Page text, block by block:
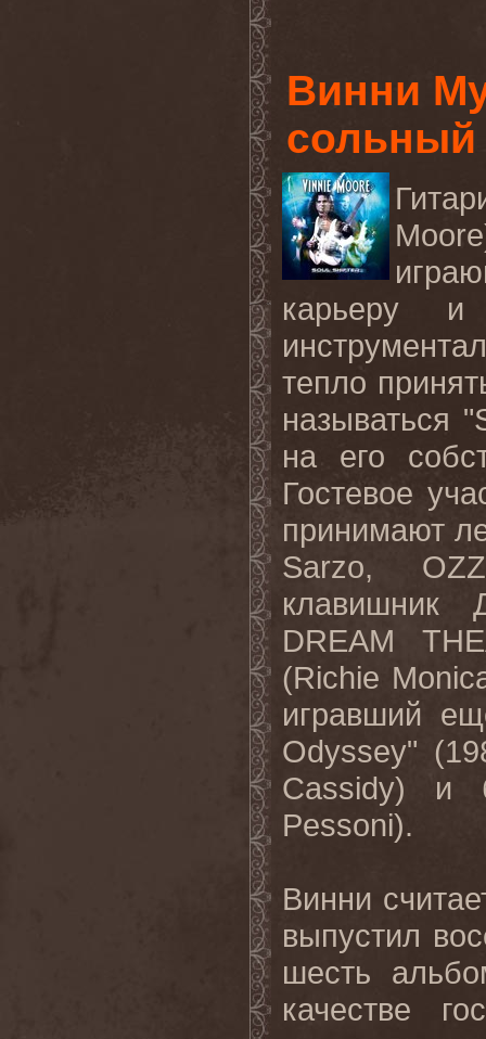
Винни
сольный
карьеру
тепло
называться
на его
Гостевое
принимают
Sarzo,
клавишник
DREAM
(Richie
игравший
Odyssey"
Cassidy) и
Pessoni).
Винни
выпустил
шесть
качестве